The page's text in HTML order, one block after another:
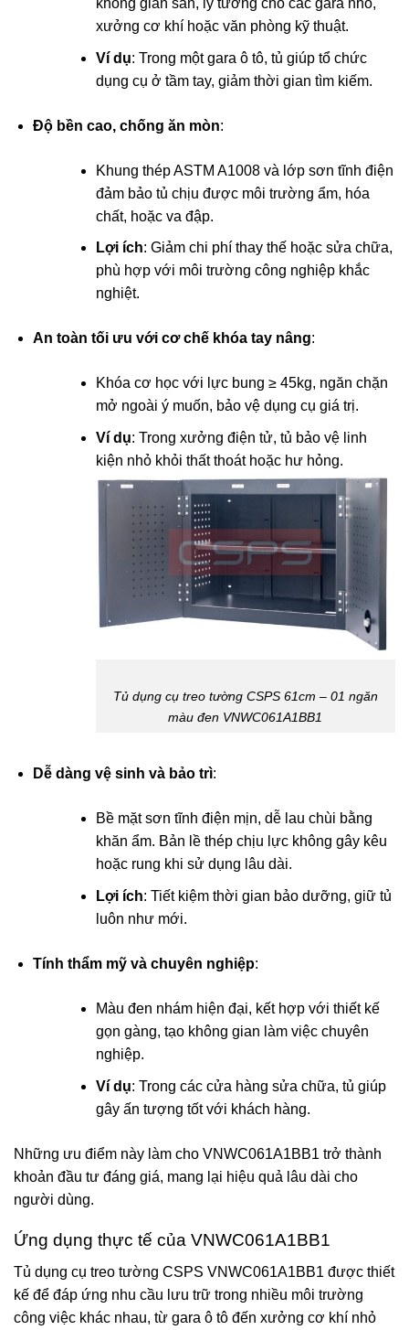
không gian sàn, lý tưởng cho các gara nhỏ,
xưởng cơ khí hoặc văn phòng kỹ thuật.
Ví dụ: Trong một gara ô tô, tủ giúp tổ chức
dụng cụ ở tầm tay, giảm thời gian tìm kiếm.
Độ bền cao, chống ăn mòn:
Khung thép ASTM A1008 và lớp sơn tĩnh điện
đảm bảo tủ chịu được môi trường ẩm, hóa
chất, hoặc va đập.
Lợi ích: Giảm chi phí thay thế hoặc sửa chữa,
phù hợp với môi trường công nghiệp khắc
nghiệt.
An toàn tối ưu với cơ chế khóa tay nâng:
Khóa cơ học với lực bung ≥ 45kg, ngăn chặn
mở ngoài ý muốn, bảo vệ dụng cụ giá trị.
Ví dụ: Trong xưởng điện tử, tủ bảo vệ linh
kiện nhỏ khỏi thất thoát hoặc hư hỏng.
Tủ dụng cụ treo tường CSPS 61cm – 01 ngăn
màu đen VNWC061A1BB1
Dễ dàng vệ sinh và bảo trì:
Bề mặt sơn tĩnh điện mịn, dễ lau chùi bằng
khăn ẩm. Bản lề thép chịu lực không gây kêu
hoặc rung khi sử dụng lâu dài.
Lợi ích: Tiết kiệm thời gian bảo dưỡng, giữ tủ
luôn như mới.
Tính thẩm mỹ và chuyên nghiệp:
Màu đen nhám hiện đại, kết hợp với thiết kế
gọn gàng, tạo không gian làm việc chuyên
nghiệp.
Ví dụ: Trong các cửa hàng sửa chữa, tủ giúp
gây ấn tượng tốt với khách hàng.
Những ưu điểm này làm cho VNWC061A1BB1 trở thành
khoản đầu tư đáng giá, mang lại hiệu quả lâu dài cho
người dùng.
Ứng dụng thực tế của VNWC061A1BB1
Tủ dụng cụ treo tường CSPS VNWC061A1BB1 được thiết
kế để đáp ứng nhu cầu lưu trữ trong nhiều môi trường
công việc khác nhau, từ gara ô tô đến xưởng cơ khí nhỏ